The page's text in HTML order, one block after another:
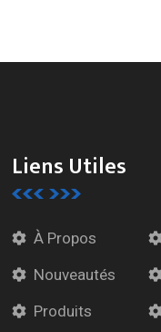
Liens Utiles
À Propos
Nouveautés
Produits